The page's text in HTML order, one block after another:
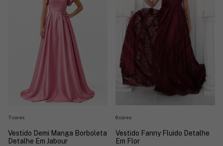
Vestido Demi Manga Borboleta
Detalhe Em Jabour
7 cores
Vestido Fanny Fluido Detalhe
Em Flor
6 cores